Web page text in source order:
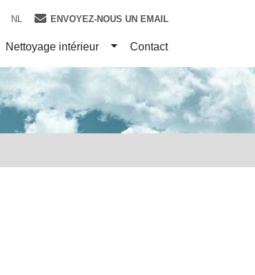
NL ENVOYEZ-NOUS UN EMAIL
Dropdown
Nettoyage intérieur Toggle Dropdown
Contact